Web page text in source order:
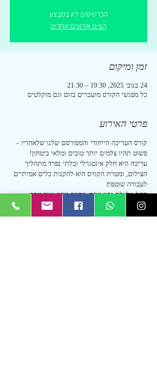
הכרטיסים לא במבצע
הציגו אירועים אחרים
זמן ומיקום
24 בנוב׳ 2025, 19:30 – 21:30
כל מפגשי הקורס מועברים בזום וגם מוקלטים
פרטי האירוע
קורס העריכה הייחודי והמפורסם שלנו שלאחריו -
פשוט תהיו צלמים יותר טובים ומלאי ביטחון!
עריכה היא חלק אינטגרלי ובלתי נפרד מתהליך
הצילום, ומטרת הקורס היא להקנות כלים אמיתיים
לעבודה שוטפת
החל מלצלם נכון יותר, מדויק יותר וטוב יותר -
מדידות אור, הגדרות ופרמטרים (כן כן, משפיע
מאוד על העריכה לאחר מכן)